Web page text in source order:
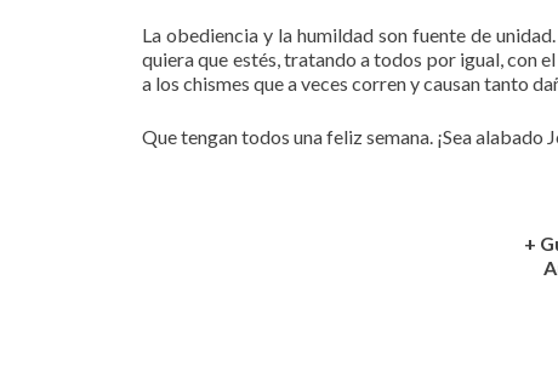
La obediencia y la humildad son fuente de
quiera que estés, tratando a todos por igual, con
a los chismes que a veces corren y causan tanto
Que tengan todos una feliz semana. ¡Sea alabado
+